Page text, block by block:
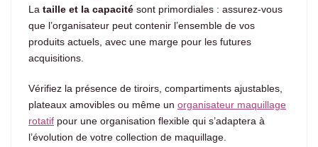
La taille et la capacité sont primordiales : assurez-vous
que l’organisateur peut contenir l’ensemble de vos
produits actuels, avec une marge pour les futures
acquisitions.
Vérifiez la présence de tiroirs, compartiments ajustables,
plateaux amovibles ou même un organisateur maquillage
rotatif pour une organisation flexible qui s’adaptera à
l’évolution de votre collection de maquillage.